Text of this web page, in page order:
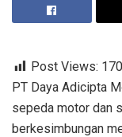
Post Views: 170
PT Daya Adicipta
sepeda motor dan
berkesimbungan